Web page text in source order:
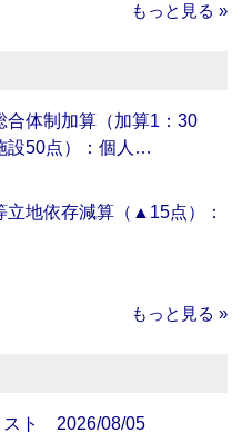
もっと見る »
合体制加算（加算1：30
設50点）：個人…
立地依存減算（▲15点）：
もっと見る »
スト 2026/08/05